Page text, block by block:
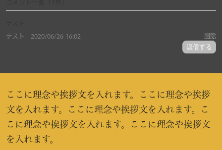
テスト
2020/06/26 16:02 削除
返信する
ここに理念や挨拶文を入れます。ここに理念や挨拶
文を入れます。ここに理念や挨拶文を入れます。こ
こに理念や挨拶文を入れます。ここに理念や挨拶文
を入れます。